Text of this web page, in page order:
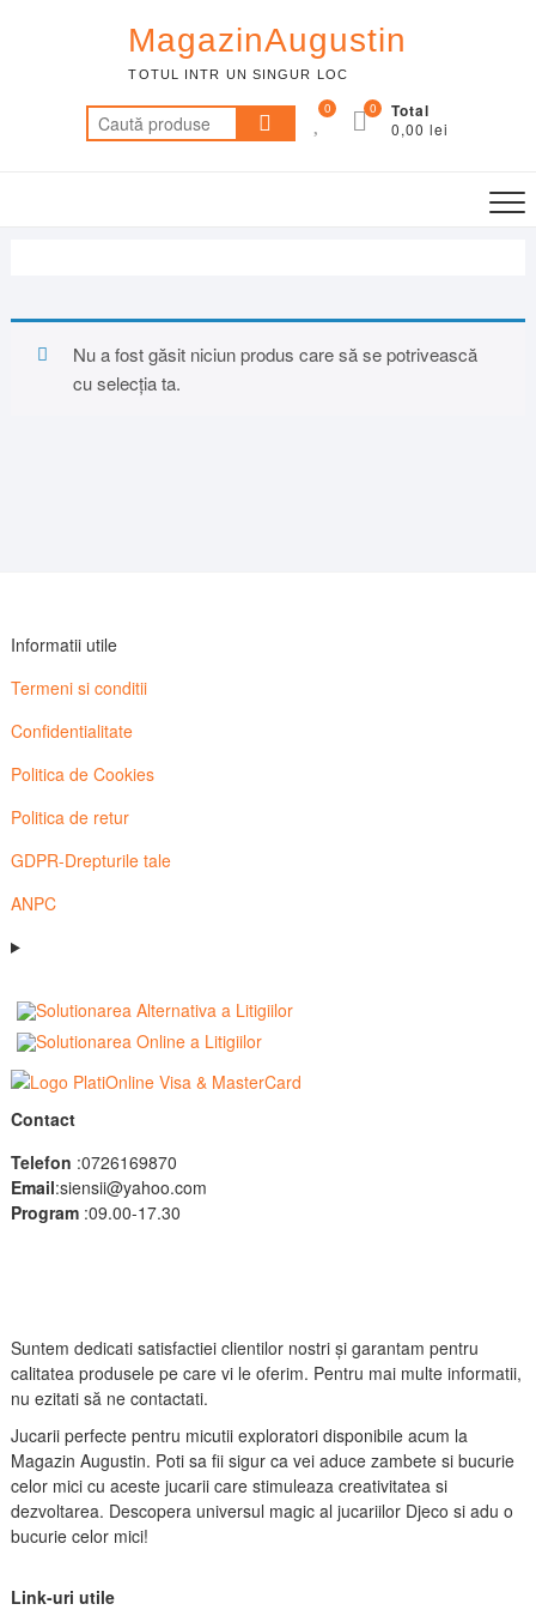
MagazinAugustin
TOTUL INTR UN SINGUR LOC
Caută
după:
0 Total
0,00 lei
0
Nu a fost găsit niciun produs care să se potrivească
cu selecția ta.
Informatii utile
Termeni si conditii
Confidentialitate
Politica de Cookies
Politica de retur
GDPR-Drepturile tale
ANPC
Contact
Telefon :0726169870
Email:siensii@yahoo.com
Program:09.00-17.30
Suntem dedicati satisfactiei clientilor nostri și garantam pentru
calitatea produsele pe care vi le oferim. Pentru mai multe informatii,
nu ezitati să ne contactati.
Jucarii perfecte pentru micutii exploratori disponibile acum la
Magazin Augustin. Poti sa fii sigur ca vei aduce zambete si bucurie
celor mici cu aceste jucarii care stimuleaza creativitatea si
dezvoltarea. Descopera universul magic al jucariilor Djeco si adu o
bucurie celor mici!
Link-uri utile